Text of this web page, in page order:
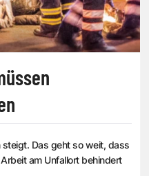
Das geht so weit, dass
am Unfallort behindert